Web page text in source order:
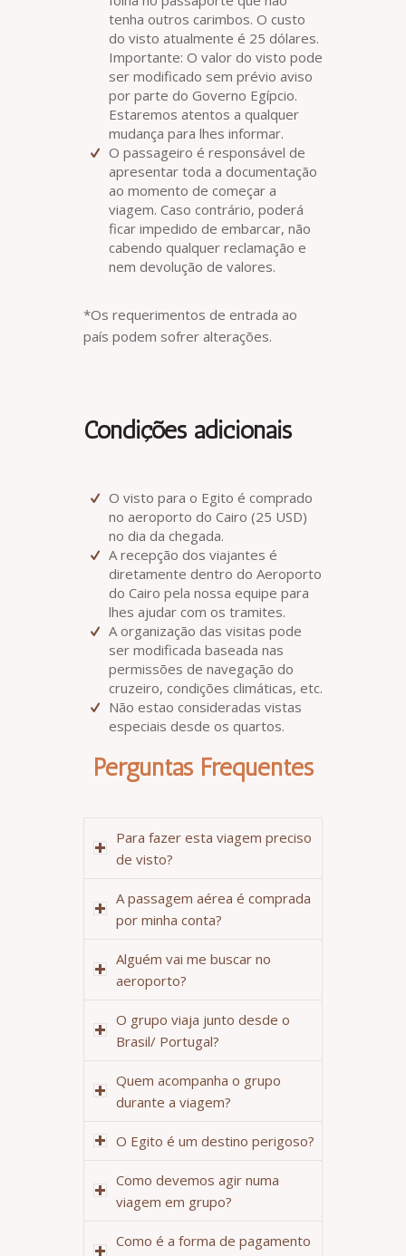
tenha outros carimbos. O custo
do visto atualmente é 25 dólares.
Importante: O valor do visto pode
ser modificado sem prévio aviso
por parte do Governo Egípcio.
Estaremos atentos a qualquer
mudança para lhes informar.
O passageiro é responsável de
apresentar toda a documentação
ao momento de começar a
viagem. Caso contrário, poderá
ficar impedido de embarcar, não
cabendo qualquer reclamação e
nem devolução de valores.
*Os requerimentos de entrada ao
país podem sofrer alterações.
Condições adicionais
O visto para o Egito é comprado
no aeroporto do Cairo (25 USD)
no dia da chegada.
A recepção dos viajantes é
diretamente dentro do Aeroporto
do Cairo pela nossa equipe para
lhes ajudar com os tramites.
A organização das visitas pode
ser modificada baseada nas
permissões de navegação do
cruzeiro, condições climáticas, etc.
Não estao consideradas vistas
especiais desde os quartos.
Perguntas Frequentes
Para fazer esta viagem preciso
de visto?
A passagem aérea é comprada
por minha conta?
Alguém vai me buscar no
aeroporto?
O grupo viaja junto desde o
Brasil/ Portugal?
Quem acompanha o grupo
durante a viagem?
O Egito é um destino perigoso?
Como devemos agir numa
viagem em grupo?
Como é a forma de pagamento